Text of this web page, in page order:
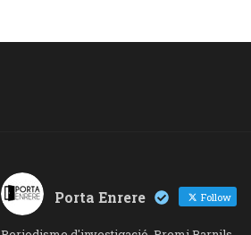
Porta Enrere Follow